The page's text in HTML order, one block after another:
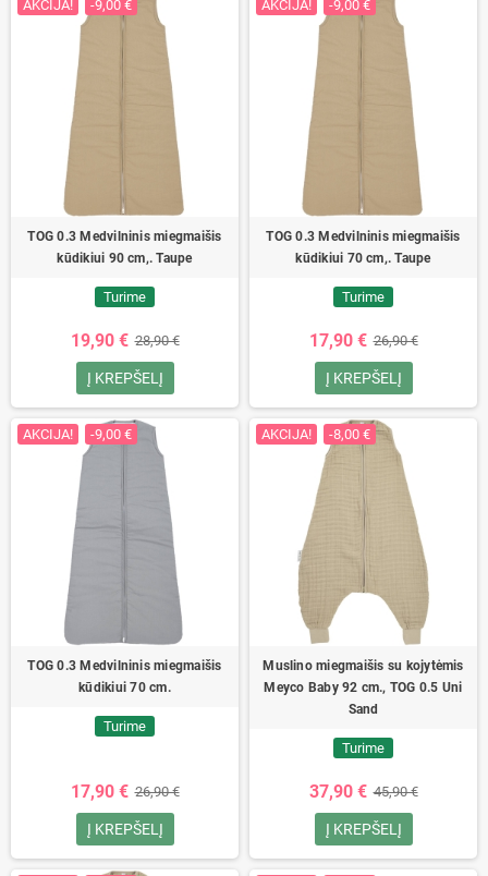
AKCIJA! -9,00 €
TOG 0.3 Medvilninis miegmaišis
kūdikiui 90 cm,. Taupe
Turime
19,90 € 28,90 €
Į KREPŠELĮ
AKCIJA! -9,00 €
TOG 0.3 Medvilninis miegmaišis
kūdikiui 70 cm,. Taupe
Turime
17,90 € 26,90 €
Į KREPŠELĮ
AKCIJA! -9,00 €
TOG 0.3 Medvilninis miegmaišis
kūdikiui 70 cm.
Turime
17,90 € 26,90 €
Į KREPŠELĮ
AKCIJA! -8,00 €
Muslino miegmaišis su kojytėmis
Meyco Baby 92 cm., TOG 0.5 Uni
Sand
Turime
37,90 € 45,90 €
Į KREPŠELĮ